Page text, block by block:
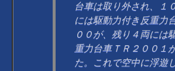
台車は取り外され、１
には駆動力付き反重力
００が、残り４両には
重力台車ＴＲ２００１
た。これで空中に浮遊